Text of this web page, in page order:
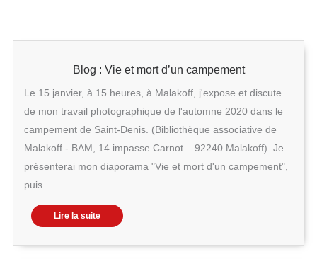
Blog : Vie et mort d’un campement
Le 15 janvier, à 15 heures, à Malakoff, j'expose et discute
de mon travail photographique de l'automne 2020 dans le
campement de Saint-Denis. (Bibliothèque associative de
Malakoff - BAM, 14 impasse Carnot – 92240 Malakoff). Je
présenterai mon diaporama "Vie et mort d'un campement",
puis...
Lire la suite